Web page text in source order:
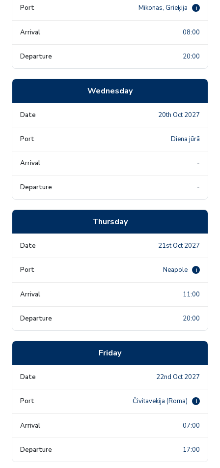
Mikonas, Grieķija i
08:00
20:00
Wednesday
20th Oct 2027
Diena jūrā
-
-
Thursday
21st Oct 2027
Neapole i
11:00
20:00
Friday
22nd Oct 2027
Čivitavekija (Roma) i
07:00
17:00